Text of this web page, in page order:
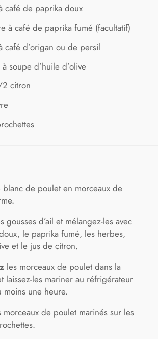
café de paprika doux
à café de paprika fumé (facultatif)
café d’origan ou de persil
soupe d’huile d’olive
2 citron
de poulet en morceaux de
gousses d’ail et mélangez-les avec
le paprika fumé, les herbes,
et le jus de citron.
les morceaux de poulet dans la
laissez-les mariner au réfrigérateur
moins une heure.
de poulet marinés sur les